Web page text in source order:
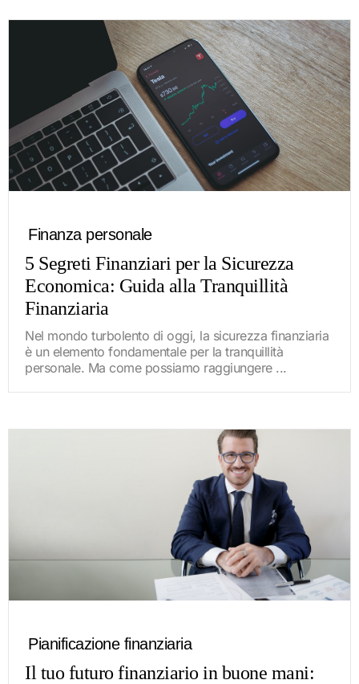
Finanza personale
5 Segreti Finanziari per la Sicurezza
Economica: Guida alla Tranquillità
Finanziaria
Nel mondo turbolento di oggi, la sicurezza finanziaria
è un elemento fondamentale per la tranquillità
personale. Ma come possiamo raggiungere ...
Pianificazione finanziaria
Il tuo futuro finanziario in buone mani: